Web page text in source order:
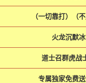
（一切靠打）（
火龙沉默
道士召群虎战
专属独家免费